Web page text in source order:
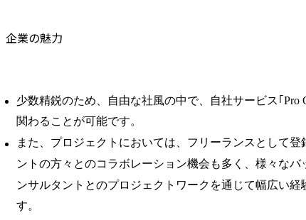
企業の魅力
少数精鋭のため、自由な社風の中で、自社サービス｢Pro
関わることが可能です。
また、プロジェクトにおいては、フリーランスとして登
ントの方々とのコラボレーション機会も多く、様々なバ
ンサルタントとのプロジェクトワークを通じて幅広い経
す。